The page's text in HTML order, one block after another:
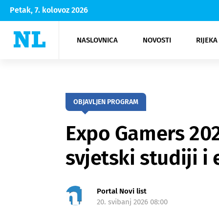
Petak, 7. kolovoz 2026
NASLOVNICA NOVOSTI
Rijeka Opatija
NK
Moda
Kultura
OBJAVLJEN PROGRAM
Expo Gamers
svjetski studiji i
Portal Novi list
20. svibanj 2026 08:00